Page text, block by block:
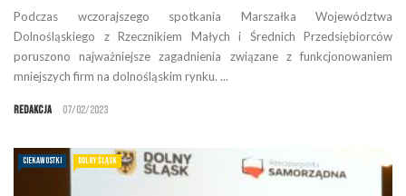
Podczas wczorajszego spotkania Marszałka Województwa
Dolnośląskiego z Rzecznikiem Małych i Średnich Przedsiębiorców
poruszono najważniejsze zagadnienia związane z funkcjonowaniem
mniejszych firm na dolnośląskim rynku. ...
Redakcja 07/02/2023
CIEKAWOSTKI DOLNY ŚLĄSK